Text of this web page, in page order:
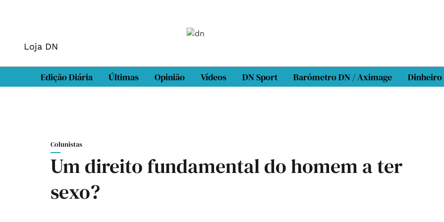
Loja DN
Edição Diária Últimas Opinião Vídeos DN Sport Barómetro DN / Aximage Dinheiro
Colunistas
Um direito fundamental do homem a ter
sexo?